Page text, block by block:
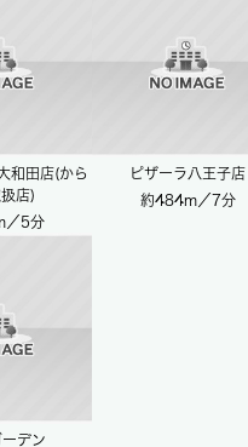
和田店(から
店)
／5分
ピザーラ八王子店
約484m／7分
ーデン